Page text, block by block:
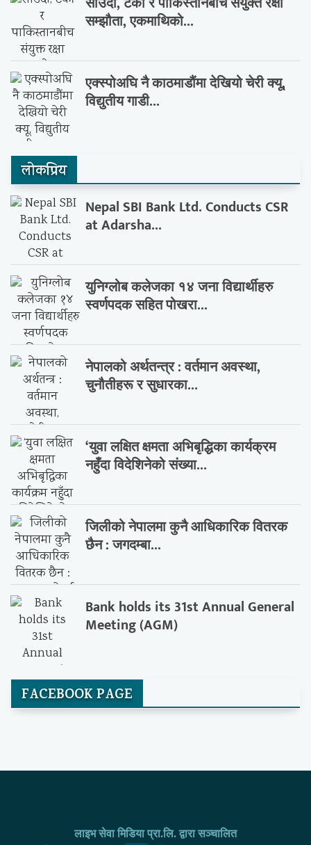
सम्झौता, एकमाथिको...
एक्स्पोअघि नै काठमाडौंमा देखियो चेरी क्यू,
विद्युतीय गाडी...
लाेकप्रिय
Nepal SBI Bank Ltd. Conducts CSR
at Adarsha...
युनिग्लोब कलेजका १४ जना विद्यार्थीहरु
स्वर्णपदक सहित पोखरा...
नेपालको अर्थतन्त्र : वर्तमान अवस्था,
चुनौतीहरू र सुधारका...
‘युवा लक्षित क्षमता अभिबृद्धिका कार्यक्रम
नहुँदा विदेशिनेको संख्या...
जिलीको नेपालमा कुनै आधिकारिक वितरक
छैन : जगदम्बा...
Bank holds its 31st Annual General
Meeting (AGM)
FACEBOOK PAGE
लाइभ सेवा मिडिया प्रा.लि. द्वारा सञ्चालित